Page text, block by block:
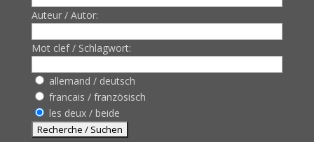
Auteur / Autor:
Mot clef / Schlagwort:
allemand / deutsch
francais / französisch
les deux / beide